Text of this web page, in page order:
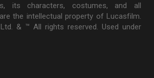
its characters, costumes, and all
the intellectual property of Lucasfilm.
& ™ All rights reserved. Used under